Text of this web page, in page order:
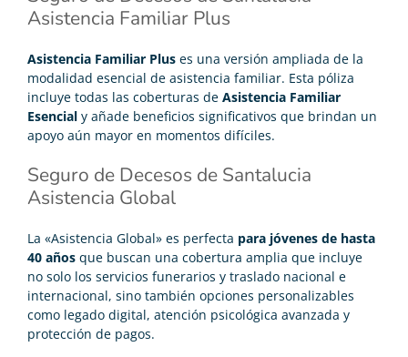
Asistencia Familiar Plus
Asistencia Familiar Plus es una versión ampliada de la
modalidad esencial de asistencia familiar. Esta póliza
incluye todas las coberturas de Asistencia Familiar
Esencial y añade beneficios significativos que brindan un
apoyo aún mayor en momentos difíciles.
Seguro de Decesos de Santalucia
Asistencia Global
La «Asistencia Global» es perfecta para jóvenes de hasta
40 años que buscan una cobertura amplia que incluye
no solo los servicios funerarios y traslado nacional e
internacional, sino también opciones personalizables
como legado digital, atención psicológica avanzada y
protección de pagos.